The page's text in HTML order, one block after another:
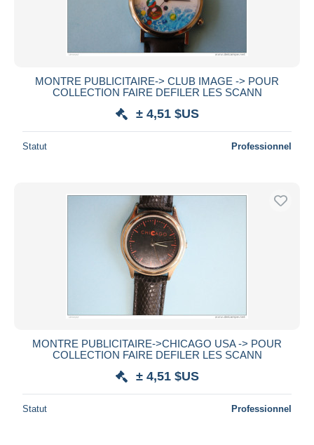
MONTRE PUBLICITAIRE-> CLUB IMAGE -> POUR
COLLECTION FAIRE DEFILER LES SCANN
± 4,51 $US
Statut Professionnel
MONTRE PUBLICITAIRE->CHICAGO USA -> POUR
COLLECTION FAIRE DEFILER LES SCANN
± 4,51 $US
Statut Professionnel